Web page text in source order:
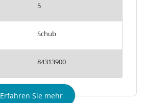
5
Schub
84313900
Erfahren Sie mehr